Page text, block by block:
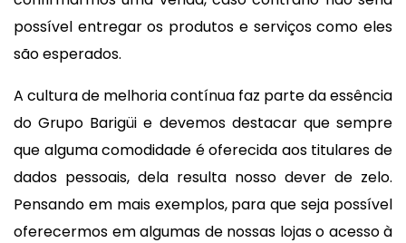
possível entregar os produtos e serviços como eles
são esperados.
A cultura de melhoria contínua faz parte da essência
do Grupo Barigüi e devemos destacar que sempre
que alguma comodidade é oferecida aos titulares de
dados pessoais, dela resulta nosso dever de zelo.
Pensando em mais exemplos, para que seja possível
oferecermos em algumas de nossas lojas o acesso à